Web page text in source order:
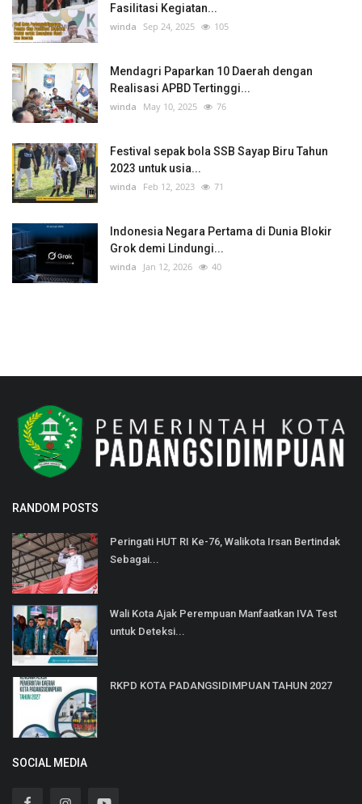
Fasilitasi Kegiatan...
winda Sep 24, 2025 105
Mendagri Paparkan 10 Daerah dengan
Realisasi APBD Tertinggi...
winda May 10, 2025 76
Festival sepak bola SSB Sayap Biru Tahun
2023 untuk usia...
winda Feb 12, 2023 71
Indonesia Negara Pertama di Dunia Blokir
Grok demi Lindungi...
winda Jan 12, 2026 40
RANDOM POSTS
Peringati HUT RI Ke-76, Walikota Irsan Bertindak
Sebagai...
Wali Kota Ajak Perempuan Manfaatkan IVA Test
untuk Deteksi...
RKPD KOTA PADANGSIDIMPUAN TAHUN 2027
SOCIAL MEDIA